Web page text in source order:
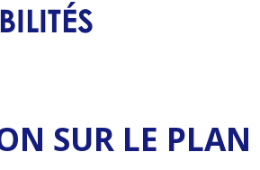
SUR LE PLAN